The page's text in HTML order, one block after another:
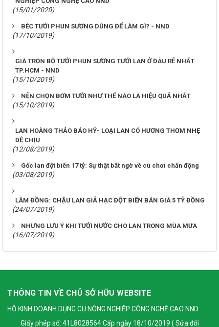
(15/01/2020)
BÉC TƯỚI PHUN SƯƠNG DÙNG ĐỂ LÀM GÌ? - NND
(17/10/2019)
GIÁ TRỌN BỘ TƯỚI PHUN SƯƠNG TƯỚI LAN Ở ĐÂU RẺ NHẤT
TP.HCM - NND
(15/10/2019)
NÊN CHỌN BƠM TƯỚI NHƯ THẾ NÀO LÀ HIỆU QUẢ NHẤT
(15/10/2019)
LAN HOÀNG THẢO BÁO HỶ- LOẠI LAN CÓ HƯƠNG THƠM NHẸ
DỄ CHỊU
(12/08/2019)
Gốc lan đột biến 17 tỷ: Sự thật bất ngờ về cú chơi chấn động
(03/08/2019)
LÂM ĐỒNG: CHẬU LAN GIẢ HẠC ĐỘT BIẾN BÁN GIÁ 5 TỶ ĐỒNG
(24/07/2019)
NHƯNG LƯU Ý KHI TƯỚI NƯỚC CHO LAN TRONG MÙA MƯA
(16/07/2019)
THÔNG TIN VỀ CHỦ SỞ HỮU WEBSITE
HỘ KINH DOANH DỤNG CỤ NÔNG NGHIỆP CÔNG NGHỆ CAO NND
Giấy phép số: 41L8028564 Cấp ngày 18/10/2019 ( Sửa đổi